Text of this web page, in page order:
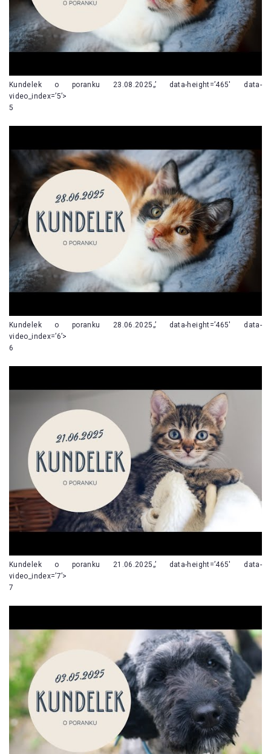
Kundelek o poranku 23.08.2025„’ data-height=’465′ data-
video_index=’5’>
5
Kundelek o poranku 28.06.2025„’ data-height=’465′ data-
video_index=’6’>
6
Kundelek o poranku 21.06.2025„’ data-height=’465′ data-
video_index=’7’>
7